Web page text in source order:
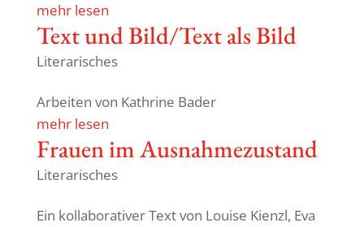
mehr lesen
Text und Bild/Text als Bild
Literarisches
Arbeiten von Kath­rine Bader
mehr lesen
Frauen im Ausnahmezustand
Literarisches
Ein kolla­bo­ra­tiver Text von Louise Kienzl, Eva